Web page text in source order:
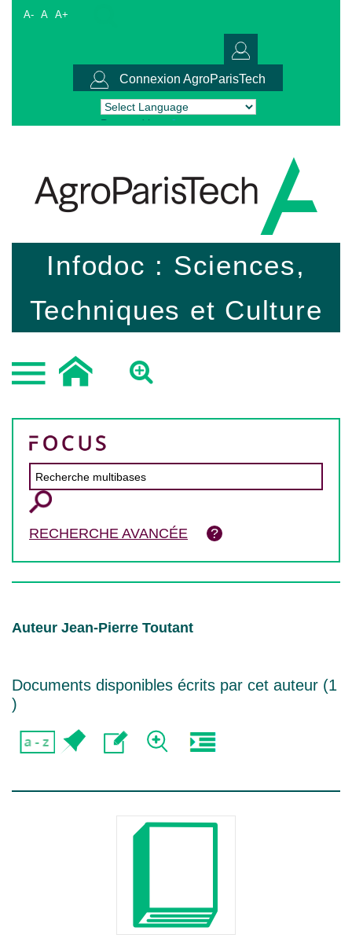
A- A A+
Connexion AgroParisTech
Powered by Translate
Infodoc : Sciences,
Techniques et Culture
RECHERCHE AVANCÉE
Auteur Jean-Pierre Toutant
Documents disponibles écrits par cet auteur (1
)